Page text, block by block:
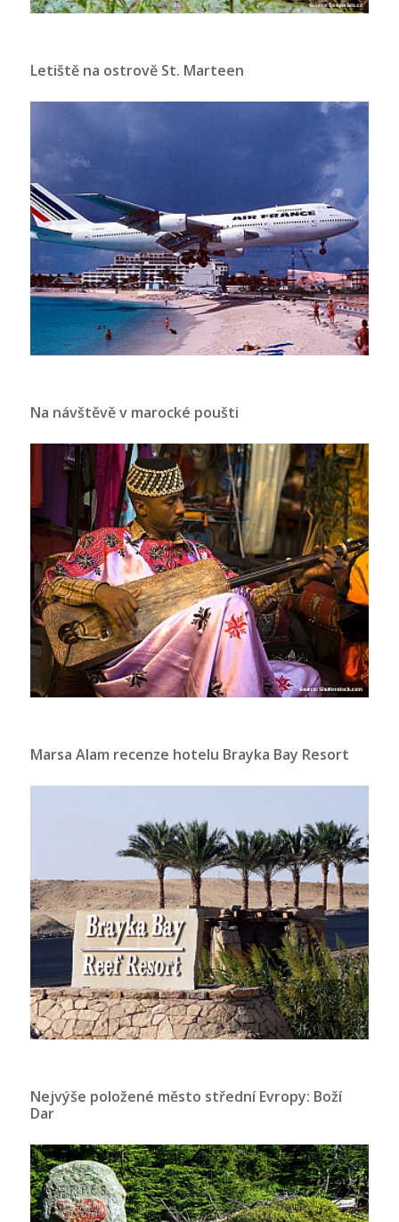
Letiště na ostrově St. Marteen
Na návštěvě v marocké poušti
Marsa Alam recenze hotelu Brayka Bay Resort
Nejvýše položené město střední Evropy: Boží
Dar